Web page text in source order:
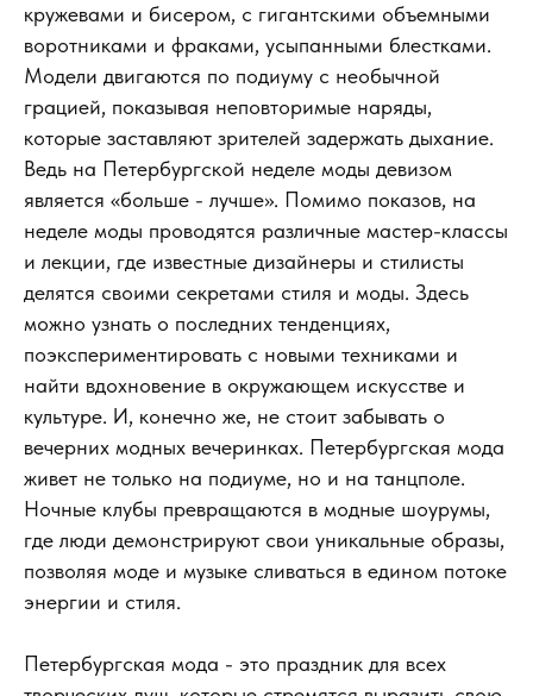
кружевами и бисером, с гигантскими объемными
воротниками и фраками, усыпанными блестками.
Модели двигаются по подиуму с необычной
грацией, показывая неповторимые наряды,
которые заставляют зрителей задержать дыхание.
Ведь на Петербургской неделе моды девизом
является «больше - лучше». Помимо показов, на
неделе моды проводятся различные мастер-классы
и лекции, где известные дизайнеры и стилисты
делятся своими секретами стиля и моды. Здесь
можно узнать о последних тенденциях,
поэкспериментировать с новыми техниками и
найти вдохновение в окружающем искусстве и
культуре. И, конечно же, не стоит забывать о
вечерних модных вечеринках. Петербургская мода
живет не только на подиуме, но и на танцполе.
Ночные клубы превращаются в модные шоурумы,
где люди демонстрируют свои уникальные образы,
позволяя моде и музыке сливаться в едином потоке
энергии и стиля.
Петербургская мода - это праздник для всех